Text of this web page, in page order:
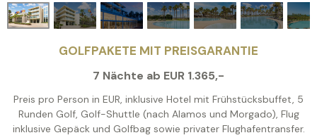
GOLFPAKETE MIT PREISGARANTIE
7 Nächte ab EUR 1.365,-
Preis pro Person in EUR, inklusive Hotel mit Frühstücksbuffet, 5
Runden Golf, Golf-Shuttle (nach Alamos und Morgado), Flug
inklusive Gepäck und Golfbag sowie privater Flughafentransfer.